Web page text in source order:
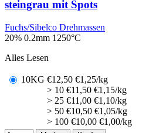
steingrau mit Spots
Fuchs/Sibelco Drehmassen
20% 0.2mm 1250°C
Alles Lesen
10KG €12,50 €1,25/kg
> 10 €11,50 €1,15/kg
> 25 €11,00 €1,10/kg
> 50 €10,50 €1,05/kg
> 100 €10,00 €1,00/kg